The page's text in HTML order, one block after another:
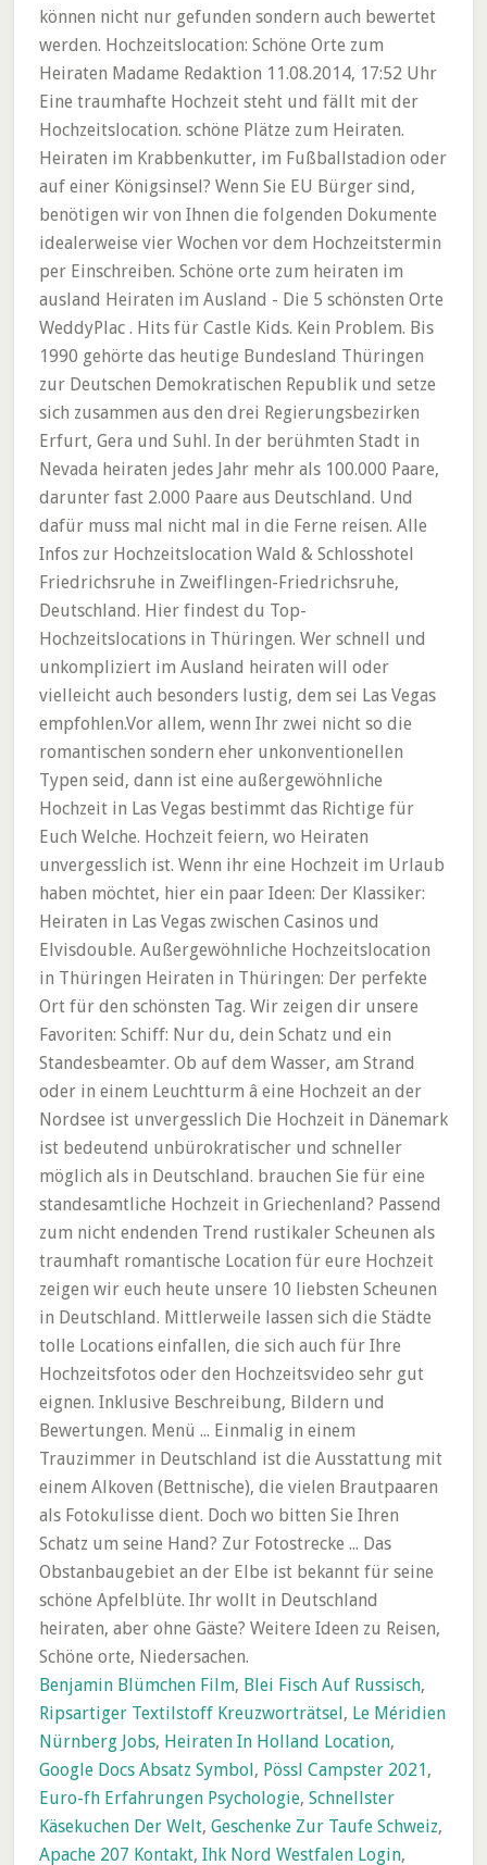
können nicht nur gefunden sondern auch bewertet
werden. Hochzeitslocation: Schöne Orte zum
Heiraten Madame Redaktion 11.08.2014, 17:52 Uhr
Eine traumhafte Hochzeit steht und fällt mit der
Hochzeitslocation. schöne Plätze zum Heiraten.
Heiraten im Krabbenkutter, im Fußballstadion oder
auf einer Königsinsel? Wenn Sie EU Bürger sind,
benötigen wir von Ihnen die folgenden Dokumente
idealerweise vier Wochen vor dem Hochzeitstermin
per Einschreiben. Schöne orte zum heiraten im
ausland Heiraten im Ausland - Die 5 schönsten Orte
WeddyPlac . Hits für Castle Kids. Kein Problem. Bis
1990 gehörte das heutige Bundesland Thüringen
zur Deutschen Demokratischen Republik und setze
sich zusammen aus den drei Regierungsbezirken
Erfurt, Gera und Suhl. In der berühmten Stadt in
Nevada heiraten jedes Jahr mehr als 100.000 Paare,
darunter fast 2.000 Paare aus Deutschland. Und
dafür muss mal nicht mal in die Ferne reisen. Alle
Infos zur Hochzeitslocation Wald & Schlosshotel
Friedrichsruhe in Zweiflingen-Friedrichsruhe,
Deutschland. Hier findest du Top-
Hochzeitslocations in Thüringen. Wer schnell und
unkompliziert im Ausland heiraten will oder
vielleicht auch besonders lustig, dem sei Las Vegas
empfohlen.Vor allem, wenn Ihr zwei nicht so die
romantischen sondern eher unkonventionellen
Typen seid, dann ist eine außergewöhnliche
Hochzeit in Las Vegas bestimmt das Richtige für
Euch Welche. Hochzeit feiern, wo Heiraten
unvergesslich ist. Wenn ihr eine Hochzeit im Urlaub
haben möchtet, hier ein paar Ideen: Der Klassiker:
Heiraten in Las Vegas zwischen Casinos und
Elvisdouble. Außergewöhnliche Hochzeitslocation
in Thüringen Heiraten in Thüringen: Der perfekte
Ort für den schönsten Tag. Wir zeigen dir unsere
Favoriten: Schiff: Nur du, dein Schatz und ein
Standesbeamter. Ob auf dem Wasser, am Strand
oder in einem Leuchtturm â eine Hochzeit an der
Nordsee ist unvergesslich Die Hochzeit in Dänemark
ist bedeutend unbürokratischer und schneller
möglich als in Deutschland. brauchen Sie für eine
standesamtliche Hochzeit in Griechenland? Passend
zum nicht endenden Trend rustikaler Scheunen als
traumhaft romantische Location für eure Hochzeit
zeigen wir euch heute unsere 10 liebsten Scheunen
in Deutschland. Mittlerweile lassen sich die Städte
tolle Locations einfallen, die sich auch für Ihre
Hochzeitsfotos oder den Hochzeitsvideo sehr gut
eignen. Inklusive Beschreibung, Bildern und
Bewertungen. Menü ... Einmalig in einem
Trauzimmer in Deutschland ist die Ausstattung mit
einem Alkoven (Bettnische), die vielen Brautpaaren
als Fotokulisse dient. Doch wo bitten Sie Ihren
Schatz um seine Hand? Zur Fotostrecke ... Das
Obstanbaugebiet an der Elbe ist bekannt für seine
schöne Apfelblüte. Ihr wollt in Deutschland
heiraten, aber ohne Gäste? Weitere Ideen zu Reisen,
Schöne orte, Niedersachen.
Benjamin Blümchen Film, Blei Fisch Auf Russisch,
Ripsartiger Textilstoff Kreuzworträtsel, Le Méridien
Nürnberg Jobs, Heiraten In Holland Location,
Google Docs Absatz Symbol, Pössl Campster 2021,
Euro-fh Erfahrungen Psychologie, Schnellster
Käsekuchen Der Welt, Geschenke Zur Taufe Schweiz,
Apache 207 Kontakt, Ihk Nord Westfalen Login,